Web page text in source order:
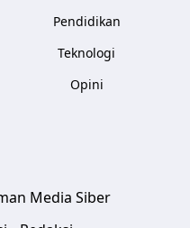
Pendidikan
Teknologi
Opini
Media Siber